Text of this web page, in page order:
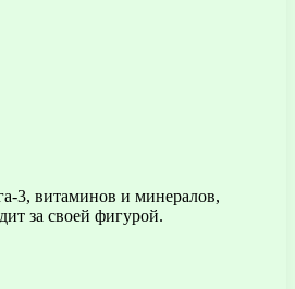
3, витаминов и минералов,
за своей фигурой.